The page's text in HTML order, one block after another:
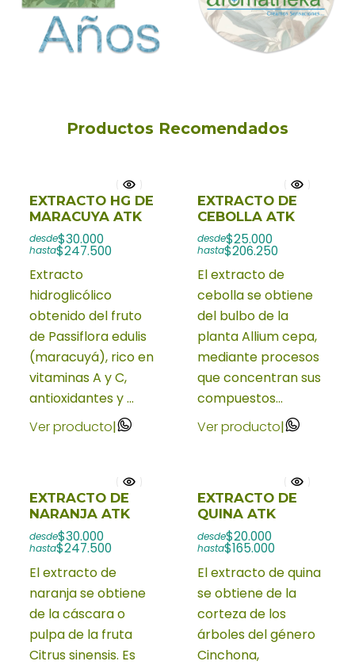
Productos Recomendados
EXTRACTO HG DE
MARACUYA ATK
desde$30.000
hasta$247.500
Extracto
hidroglicólico
obtenido del fruto
de Passiflora edulis
(maracuyá), rico en
vitaminas A y C,
antioxidantes y ...
Ver producto|
EXTRACTO DE
CEBOLLA ATK
desde$25.000
hasta$206.250
El extracto de
cebolla se obtiene
del bulbo de la
planta Allium cepa,
mediante procesos
que concentran sus
compuestos...
Ver producto|
EXTRACTO DE
NARANJA ATK
desde$30.000
hasta$247.500
El extracto de
naranja se obtiene
de la cáscara o
pulpa de la fruta
Citrus sinensis. Es
EXTRACTO DE
QUINA ATK
desde$20.000
hasta$165.000
El extracto de quina
se obtiene de la
corteza de los
árboles del género
Cinchona,